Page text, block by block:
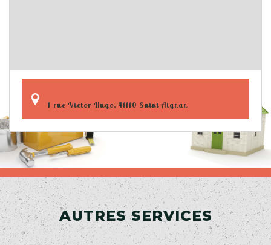
1 rue Victor Hugo, 41110 Saint Aignan
AUTRES SERVICES